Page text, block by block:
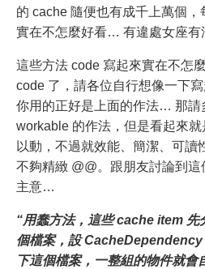
的 cache 隨便也有成千上萬個
實在不怎麼好看… 有違處女座
這些方法 code 寫起來實在不怎
code 了，請各位自行想像一下
你用的正好是上面的作法… 那
workable 的作法，但是看起來
以動，不過就效能、簡潔、可讀
不夠精緻 @@。跟朋友討論到
主意…
“用蠢方法，這些 cache item 先
個檔案，設
下這個檔案，一整組的物件就會